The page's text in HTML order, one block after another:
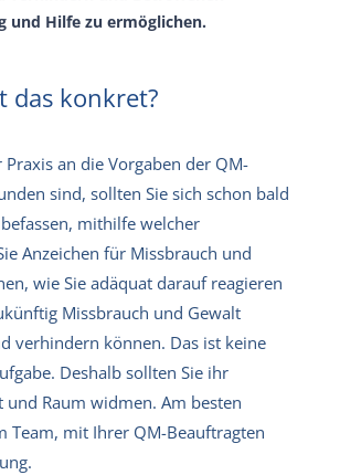
und Hilfe zu ermöglichen.
das konkret?
Praxis an die Vorgaben der QM-
sind, sollten Sie sich schon bald
mithilfe welcher
Anzeichen für Missbrauch und
wie Sie adäquat darauf reagieren
Missbrauch und Gewalt
verhindern können. Das ist keine
Deshalb sollten Sie ihr
und Raum widmen. Am besten
Team, mit Ihrer QM-Beauftragten